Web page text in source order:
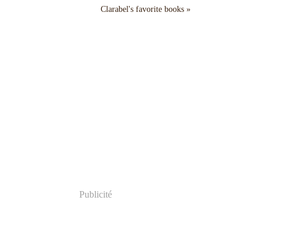
Clarabel's favorite books »
Publicité